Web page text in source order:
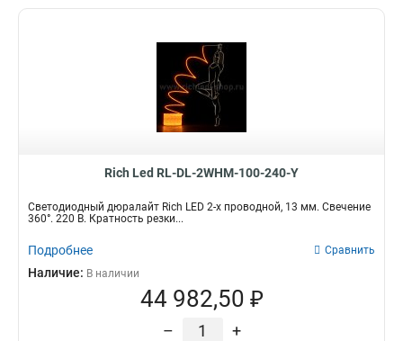
Rich Led RL-DL-2WHM-100-240-Y
Светодиодный дюралайт Rich LED 2-х проводной, 13 мм. Свечение
360°. 220 В. Кратность резки...
Подробнее Сравнить
Наличие: В наличии
44 982,50 ₽
– +